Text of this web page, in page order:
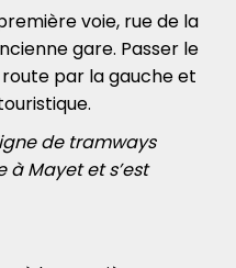
voie, rue de la
gare. Passer le
par la gauche et
de tramways
Mayet et s’est